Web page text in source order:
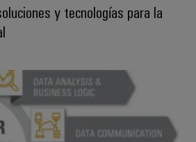
y tecnologías para la
Fácil con IoT industrial